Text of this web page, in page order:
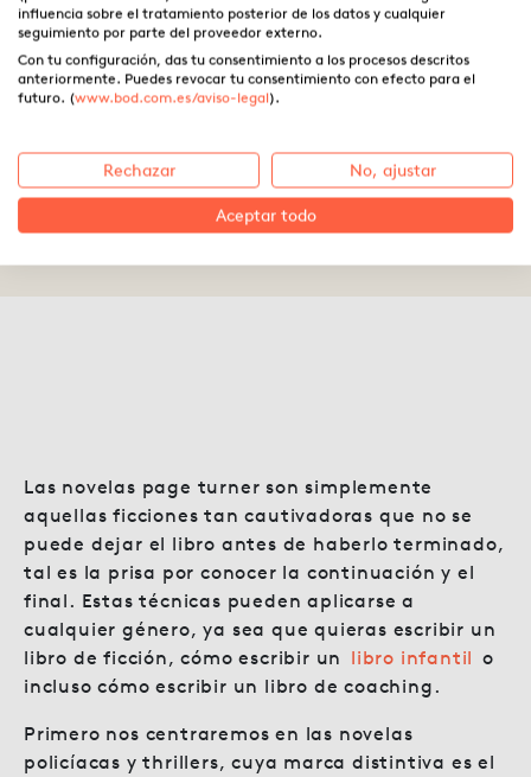
Cómo escribir un page turner:
29.10.2025 ·Beatriz Marín Pinar
Las novelas page turner son simplemente
aquellas ficciones tan cautivadoras que no se
puede dejar el libro antes de haberlo terminado,
tal es la prisa por conocer la continuación y el
final. Estas técnicas pueden aplicarse a
cualquier género, ya sea que quieras escribir un
libro de ficción, cómo escribir un libro infantil o
incluso cómo escribir un libro de coaching.
Primero nos centraremos en las novelas
policíacas y thrillers, cuya marca distintiva es el
influencia sobre el tratamiento posterior de los datos y cualquier
seguimiento por parte del proveedor externo.
Con tu configuración, das tu consentimiento a los procesos descritos
anteriormente. Puedes revocar tu consentimiento con efecto para el
futuro. (www.bod.com.es/aviso-legal).
Rechazar No, ajustar
Aceptar todo